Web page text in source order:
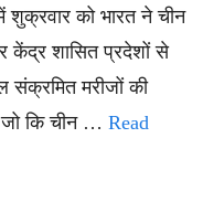
शुक्रवार को भारत ने चीन
केंद्र शासित प्रदेशों से
मरीजों की
कि चीन … Read